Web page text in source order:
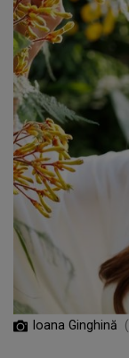
Ioana Ginghină